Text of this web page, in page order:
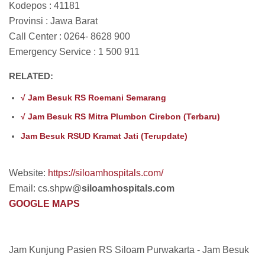
Kodepos : 41181
Provinsi : Jawa Barat
Call Center : 0264- 8628 900
Emergency Service : 1 500 911
RELATED:
√ Jam Besuk RS Roemani Semarang
√ Jam Besuk RS Mitra Plumbon Cirebon (Terbaru)
Jam Besuk RSUD Kramat Jati (Terupdate)
Website: https://siloamhospitals.com/
Email: cs.shpw@siloamhospitals.com
GOOGLE MAPS
Jam Kunjung Pasien RS Siloam Purwakarta - Jam Besuk